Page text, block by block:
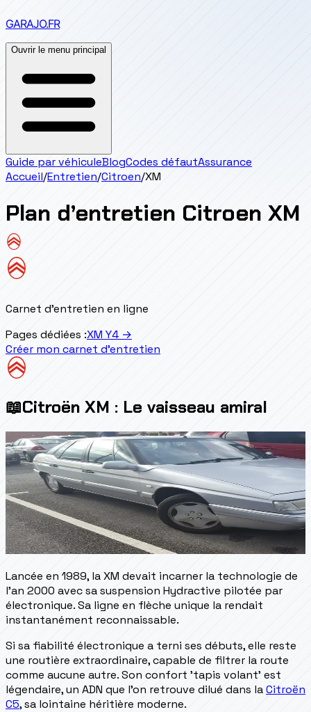
GARAJO.FR
Ouvrir le menu principal
Guide par véhiculeBlogCodes défautAssurance
Accueil/Entretien/Citroen/XM
Plan d’entretien Citroen XM
Carnet d'entretien en ligne
Pages dédiées :XM Y4 →
Créer mon carnet d'entretien
📖Citroën XM : Le vaisseau amiral
Lancée en 1989, la XM devait incarner la technologie de
l'an 2000 avec sa suspension Hydractive pilotée par
électronique. Sa ligne en flèche unique la rendait
instantanément reconnaissable.
Si sa fiabilité électronique a terni ses débuts, elle reste
une routière extraordinaire, capable de filtrer la route
comme aucune autre. Son confort 'tapis volant' est
légendaire, un ADN que l'on retrouve dilué dans laCitroën
C5, sa lointaine héritière moderne.